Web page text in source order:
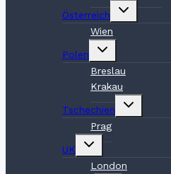
Österreich
Untermenü
Wien
Polen
Untermenü
Breslau
Krakau
Tschechien
Untermenü
Prag
UK
Untermenü
London